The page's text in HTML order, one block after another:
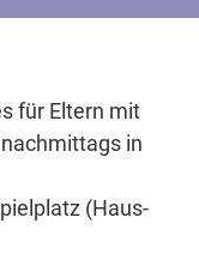
für Eltern mit
in
(Haus-